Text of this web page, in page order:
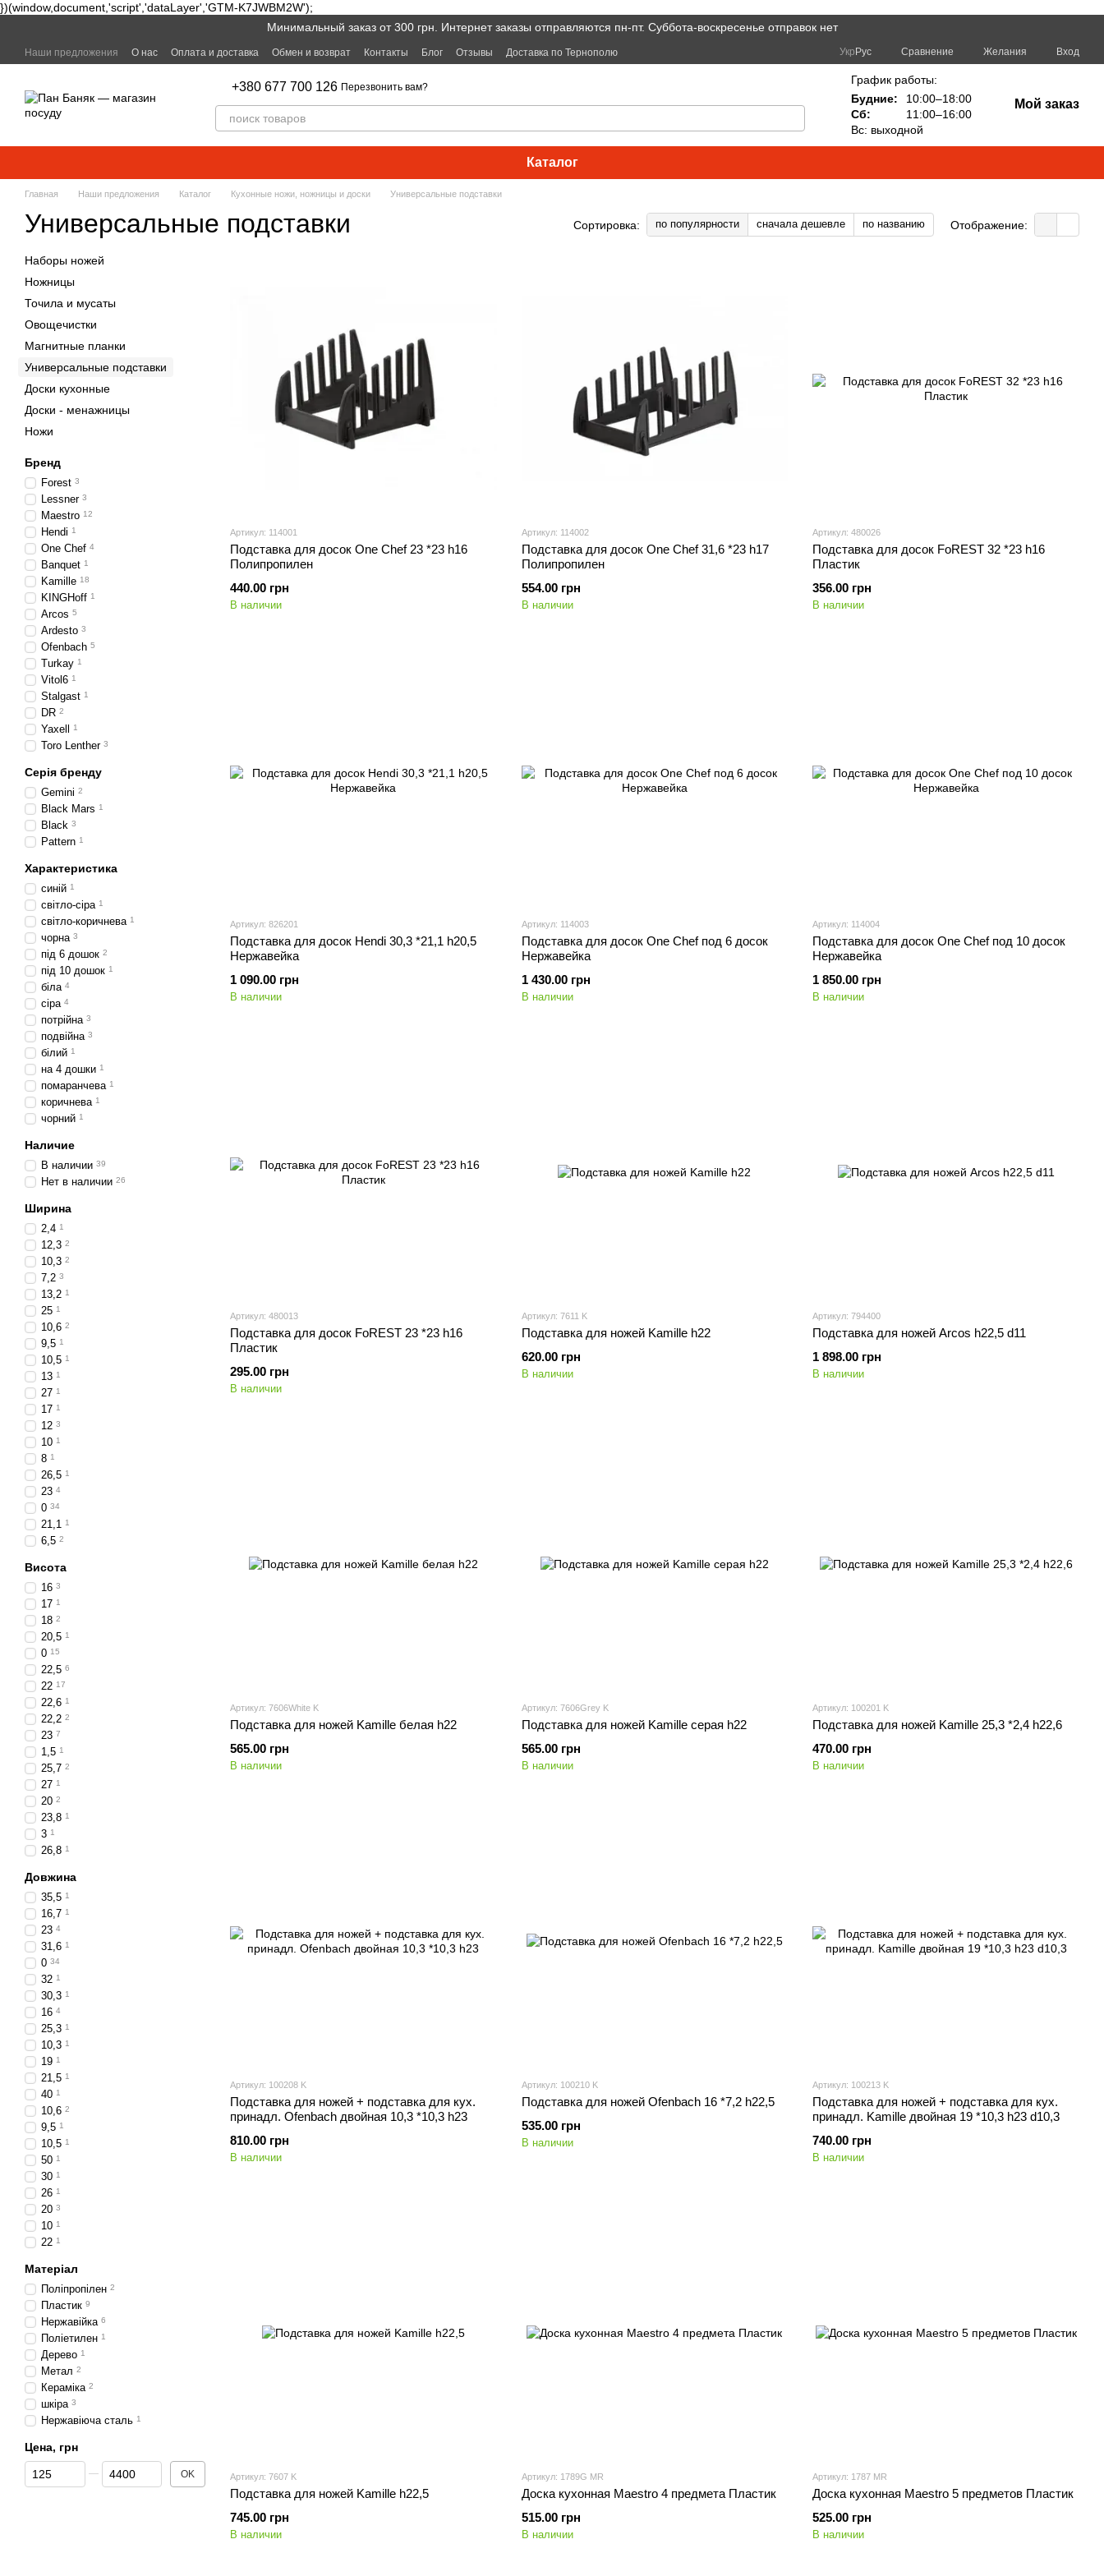
})(window,document,'script','dataLayer','GTM-K7JWBM2W');
Минимальный заказ от 300 грн. Интернет заказы отправляются пн-пт. Суббота-воскресенье отправок нет
Наши предложения О нас Оплата и доставка Обмен и возврат Контакты Блог Отзывы Доставка по Тернополю Укр Рус Сравнение Желания Вход
+380 677 700 126 Перезвонить вам?
График работы:
Будние:
10:00–18:00
Сб:
11:00–16:00
Вс: выходной
Мой заказ
Каталог
Главная Наши предложения Каталог Кухонные ножи, ножницы и доски Универсальные подставки
Универсальные подставки Сортировка: по популярности сначала дешевле по названию Отображение:
Артикул: 114001
Подставка для досок One Chef 23 *23 h16
Полипропилен
440.00 грн
В наличии
Артикул: 114002
Подставка для досок One Chef 31,6 *23 h17
Полипропилен
554.00 грн
В наличии
Артикул: 480026
Подставка для досок FoREST 32 *23 h16
Пластик
356.00 грн
В наличии
Артикул: 826201
Подставка для досок Hendi 30,3 *21,1 h20,5
Нержавейка
1 090.00 грн
В наличии
Артикул: 114003
Подставка для досок One Chef под 6 досок
Нержавейка
1 430.00 грн
В наличии
Артикул: 114004
Подставка для досок One Chef под 10 досок
Нержавейка
1 850.00 грн
В наличии
Артикул: 480013
Подставка для досок FoREST 23 *23 h16
Пластик
295.00 грн
В наличии
Артикул: 7611 K
Подставка для ножей Kamille h22
620.00 грн
В наличии
Артикул: 794400
Подставка для ножей Arcos h22,5 d11
1 898.00 грн
В наличии
Артикул: 7606White K
Подставка для ножей Kamille белая h22
565.00 грн
В наличии
Артикул: 7606Grey K
Подставка для ножей Kamille серая h22
565.00 грн
В наличии
Артикул: 100201 K
Подставка для ножей Kamille 25,3 *2,4 h22,6
470.00 грн
В наличии
Артикул: 100208 K
Подставка для ножей + подставка для кух.
принадл. Ofenbach двойная 10,3 *10,3 h23
810.00 грн
В наличии
Артикул: 100210 K
Подставка для ножей Ofenbach 16 *7,2 h22,5
535.00 грн
В наличии
Артикул: 100213 K
Подставка для ножей + подставка для кух.
принадл. Kamille двойная 19 *10,3 h23 d10,3
740.00 грн
В наличии
Артикул: 7607 K
Подставка для ножей Kamille h22,5
745.00 грн
В наличии
Артикул: 1789G MR
Доска кухонная Maestro 4 предмета Пластик
515.00 грн
В наличии
Артикул: 1787 MR
Доска кухонная Maestro 5 предметов Пластик
525.00 грн
В наличии
Наборы ножей
Ножницы
Точила и мусаты
Овощечистки
Магнитные планки
Универсальные подставки
Доски кухонные
Доски - менажницы
Ножи
Бренд
Forest 3
Lessner 3
Maestro 12
Hendi 1
One Chef 4
Banquet 1
Kamille 18
KINGHoff 1
Arcos 5
Ardesto 3
Ofenbach 5
Turkay 1
Vitol6 1
Stalgast 1
DR 2
Yaxell 1
Toro Lenther 3
Серія бренду
Gemini 2
Black Mars 1
Black 3
Pattern 1
Характеристика
синій 1
світло-сіра 1
світло-коричнева 1
чорна 3
під 6 дошок 2
під 10 дошок 1
біла 4
сіра 4
потрійна 3
подвійна 3
білий 1
на 4 дошки 1
помаранчева 1
коричнева 1
чорний 1
Наличие
В наличии 39
Нет в наличии 26
Ширина
2,4 1
12,3 2
10,3 2
7,2 3
13,2 1
25 1
10,6 2
9,5 1
10,5 1
13 1
27 1
17 1
12 3
10 1
8 1
26,5 1
23 4
0 34
21,1 1
6,5 2
Висота
16 3
17 1
18 2
20,5 1
0 15
22,5 6
22 17
22,6 1
22,2 2
23 7
1,5 1
25,7 2
27 1
20 2
23,8 1
3 1
26,8 1
Довжина
35,5 1
16,7 1
23 4
31,6 1
0 34
32 1
30,3 1
16 4
25,3 1
10,3 1
19 1
21,5 1
40 1
10,6 2
9,5 1
10,5 1
50 1
30 1
26 1
20 3
10 1
22 1
Матеріал
Поліпропілен 2
Пластик 9
Нержавійка 6
Поліетилен 1
Дерево 1
Метал 2
Кераміка 2
шкіра 3
Нержавіюча сталь 1
Цена, грн
От Цена, грн
До Цена, грн OK